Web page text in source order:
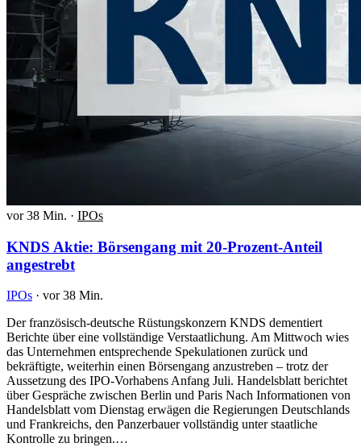
vor 38 Min. · IPOs
KNDS Aktie: Börsengang mit 20-Prozent-Anteil
angestrebt
IPOs · vor 38 Min.
Der französisch-deutsche Rüstungskonzern KNDS dementiert
Berichte über eine vollständige Verstaatlichung. Am Mittwoch wies
das Unternehmen entsprechende Spekulationen zurück und
bekräftigte, weiterhin einen Börsengang anzustreben – trotz der
Aussetzung des IPO-Vorhabens Anfang Juli. Handelsblatt berichtet
über Gespräche zwischen Berlin und Paris Nach Informationen von
Handelsblatt vom Dienstag erwägen die Regierungen Deutschlands
und Frankreichs, den Panzerbauer vollständig unter staatliche
Kontrolle zu bringen.…